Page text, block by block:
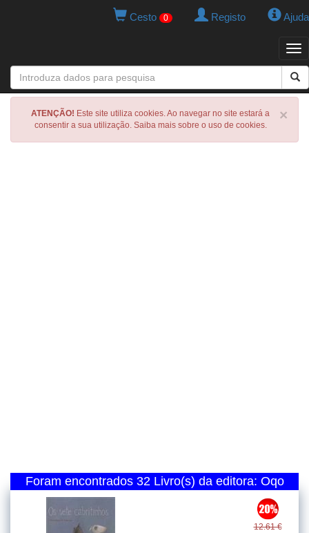
Cesto 0 Registo Ajuda
×
ATENÇÃO! Este site utiliza cookies. Ao navegar no site estará a
consentir a sua utilização. Saiba mais sobre o uso de cookies.
Foram encontrados 32 Livro(s) da editora: Oqo
12.61 €